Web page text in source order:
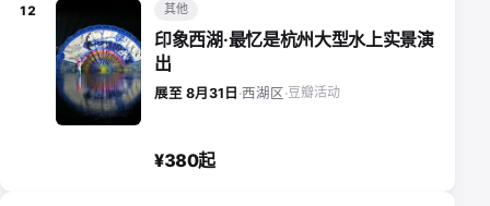
12 其他
印象西湖·最忆是杭州大型水上实景演
出
展至 8月31日 ·西湖区·豆瓣活动
¥380起